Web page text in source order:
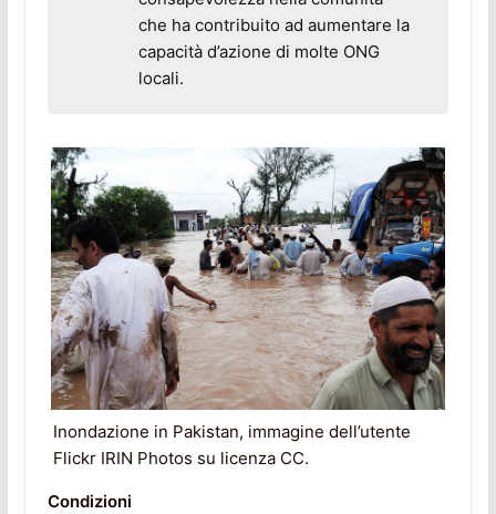
che ha contribuito ad aumentare la
capacità d’azione di molte ONG
locali.
Inondazione in Pakistan, immagine dell’utente
Flickr IRIN Photos su licenza CC.
Condizioni